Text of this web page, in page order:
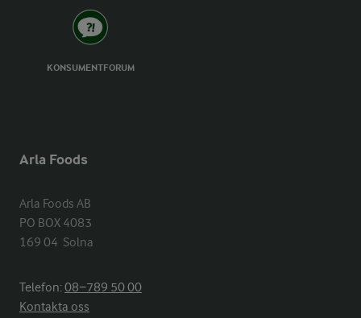
KONSUMENTFORUM
Arla Foods
Arla Foods AB
PO BOX 4083
169 04  Solna
Telefon:08−789 50 00
Kontakta oss